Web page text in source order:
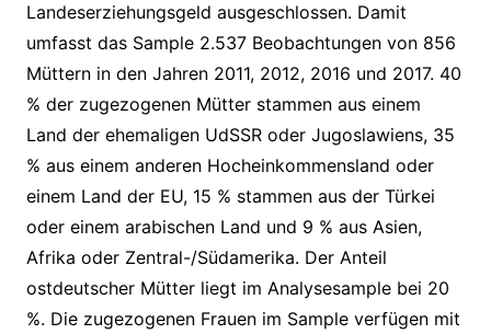
Landeserziehungsgeld ausgeschlossen. Damit
umfasst das Sample 2.537 Beobachtungen von 856
Müttern in den Jahren 2011, 2012, 2016 und 2017. 40
% der zugezogenen Mütter stammen aus einem
Land der ehemaligen UdSSR oder Jugoslawiens, 35
% aus einem anderen Hocheinkommensland oder
einem Land der EU, 15 % stammen aus der Türkei
oder einem arabischen Land und 9 % aus Asien,
Afrika oder Zentral-/Südamerika. Der Anteil
ostdeutscher Mütter liegt im Analysesample bei 20
%. Die zugezogenen Frauen im Sample verfügen mit